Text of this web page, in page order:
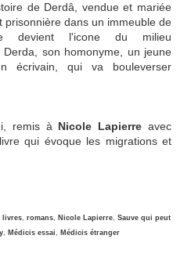
de Derdâ, vendue et mariée
prisonnière dans un immeuble de
devient l'icone du milieu
son homonyme, un jeune
écrivain, qui va bouleverser
remis à Nicole Lapierre avec
qui évoque les migrations et
livres, romans, Nicole Lapierre, Sauve qui peut
, Médicis essai, Médicis étranger